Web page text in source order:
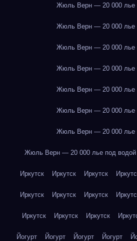
Жюль Верн — 20 000 лье
Жюль Верн — 20 000 лье
Жюль Верн — 20 000 лье
Жюль Верн — 20 000 лье
Жюль Верн — 20 000 лье
Жюль Верн — 20 000 лье
Жюль Верн — 20 000 лье
Жюль Верн — 20 000 лье под водой
Иркутск Иркутск Иркутск
Иркутск Иркутск Иркутск
Иркутск Иркутск Иркутск
Йогурт Йогурт Йогурт Йогурт